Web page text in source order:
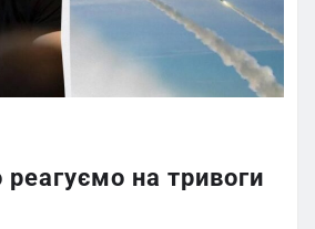
реагуємо на тривоги